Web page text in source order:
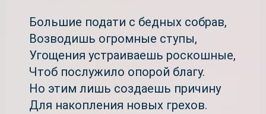
Большие подати с бедных собрав,
Возводишь огромные ступы,
Угощения устраиваешь роскошные,
Чтоб послужило опорой благу.
Но этим лишь создаешь причину
Для накопления новых грехов.